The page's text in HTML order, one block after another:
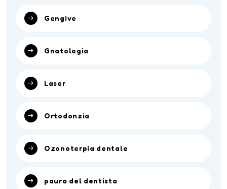
Gengive
Gnatologia
Laser
Ortodonzia
Ozonoterpia dentale
paura del dentista